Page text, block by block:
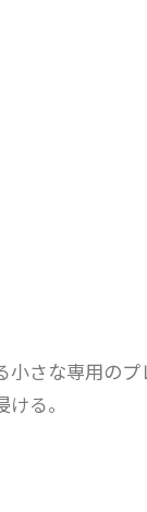
さな専用の
る。